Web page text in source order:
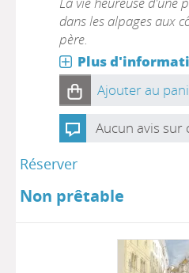
dans les alpages aux
père.
Plus
Ajouter au
Aucun avis sur
Réserver
Non prêtable